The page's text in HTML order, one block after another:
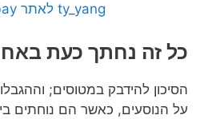
ty_yang לאתר Pixabay]
כל זה נחתך כעת
הסיכון להידבק במטוסים;
על הנוסעים, כאשר הם נוחתים